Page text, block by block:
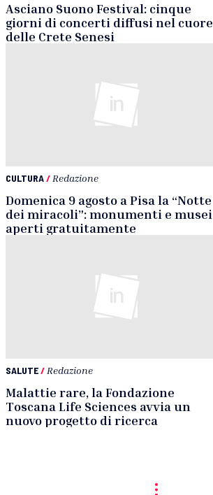
Asciano Suono Festival: cinque
giorni di concerti diffusi nel cuore
delle Crete Senesi
CULTURA/Redazione
Domenica 9 agosto a Pisa la “Notte
dei miracoli”: monumenti e musei
aperti gratuitamente
SALUTE/ Redazione
Malattie rare, la Fondazione
Toscana Life Sciences avvia un
nuovo progetto di ricerca